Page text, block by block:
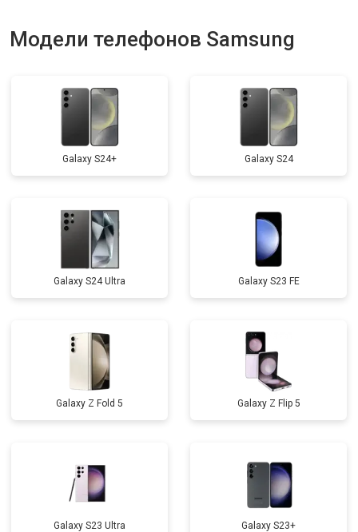
Модели телефонов Samsung
Galaxy S24+ Galaxy S24
Galaxy S24 Ultra Galaxy S23 FE
Galaxy Z Fold 5 Galaxy Z Flip 5
Galaxy S23 Ultra Galaxy S23+